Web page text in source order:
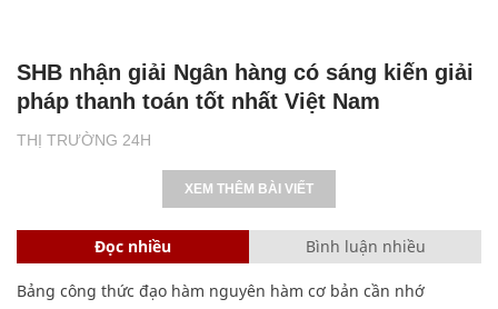
THỊ TRƯỜNG 24H
SHB nhận giải Ngân hàng có sáng kiến giải
pháp thanh toán tốt nhất Việt Nam
XEM THÊM BÀI VIẾT
Đọc nhiều Bình luận nhiều
Bảng công thức đạo hàm nguyên hàm cơ bản cần nhớ